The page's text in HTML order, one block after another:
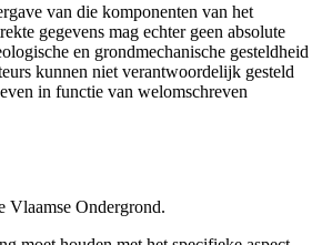
van die komponenten van het
gegevens mag echter geen absolute
en grondmechanische gesteldheid
kunnen niet verantwoordelijk gesteld
in functie van welomschreven
Vlaamse Ondergrond.